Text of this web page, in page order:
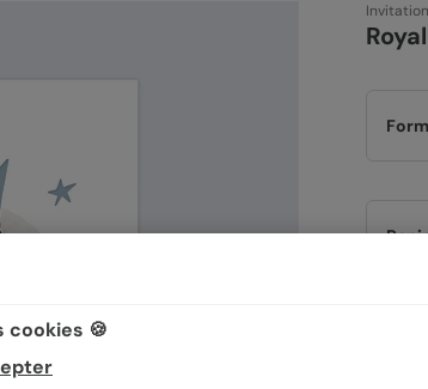
Royal
cookies 🍪